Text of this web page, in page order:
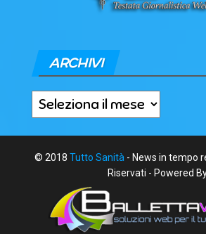
ARCHIVI
Archivi
© 2018 Tutto Sanità - News in tempo
Riservati - Powered